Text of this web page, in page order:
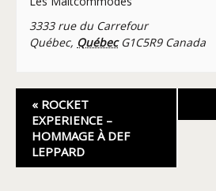
3333 rue du Carrefour
Québec, Québec G1C5R9 Canada
Navigation
Évènement
« ROCKET
EXPERIENCE –
HOMMAGE À DEF
LEPPARD